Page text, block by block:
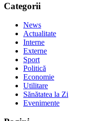
Categorii
News
Actualitate
Interne
Externe
Sport
Politică
Economie
Utilitare
Sănătatea la Zi
Evenimente